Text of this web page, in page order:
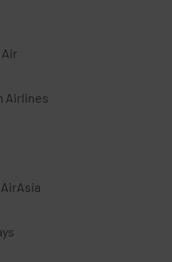
Airlines